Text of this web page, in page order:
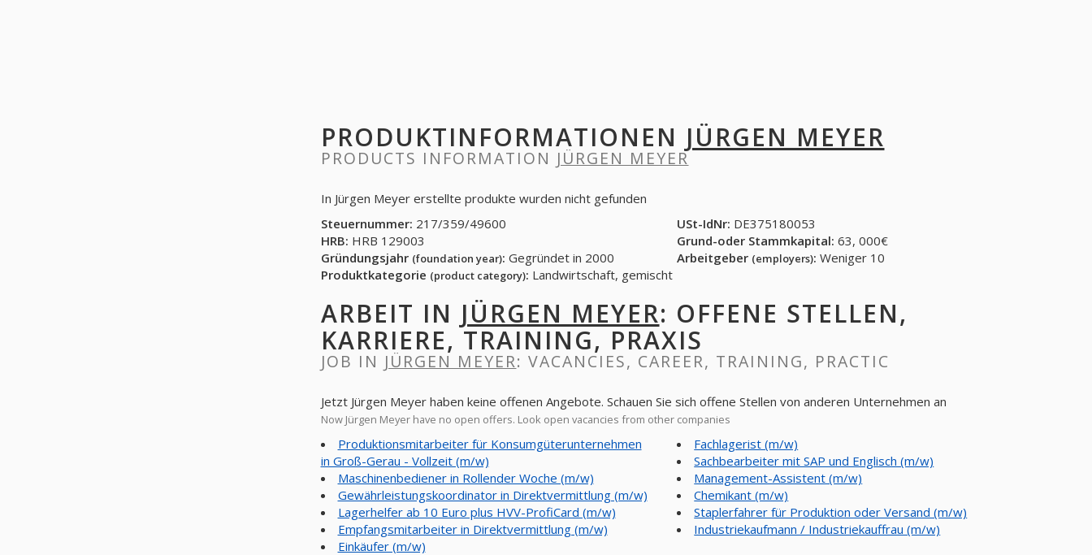
PRODUKTINFORMATIONEN JÜRGEN MEYER
PRODUCTS INFORMATION JÜRGEN MEYER
In Jürgen Meyer erstellte produkte wurden nicht gefunden
Steuernummer: 217/359/49600 USt-IdNr: DE375180053
HRB: HRB 129003 Grund-oder Stammkapital: 63, 000€
Gründungsjahr (foundation year): Gegründet in 2000 Arbeitgeber (employers): Weniger 10
Produktkategorie (product category): Landwirtschaft, gemischt
ARBEIT IN JÜRGEN MEYER: OFFENE STELLEN,
KARRIERE, TRAINING, PRAXIS
JOB IN JÜRGEN MEYER: VACANCIES, CAREER, TRAINING, PRACTIC
Jetzt Jürgen Meyer haben keine offenen Angebote. Schauen Sie sich offene Stellen von anderen Unternehmen an
Now Jürgen Meyer have no open offers. Look open vacancies from other companies
Produktionsmitarbeiter für Konsumgüterunternehmen
in Groß-Gerau - Vollzeit (m/w)
Maschinenbediener in Rollender Woche (m/w)
Gewährleistungskoordinator in Direktvermittlung (m/w)
Lagerhelfer ab 10 Euro plus HVV-ProfiCard (m/w)
Empfangsmitarbeiter in Direktvermittlung (m/w)
Einkäufer (m/w)
Fachlagerist (m/w)
Sachbearbeiter mit SAP und Englisch (m/w)
Management-Assistent (m/w)
Chemikant (m/w)
Staplerfahrer für Produktion oder Versand (m/w)
Industriekaufmann / Industriekauffrau (m/w)